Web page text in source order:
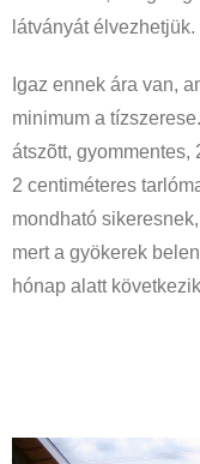
látványát élvezhetjük.
Igaz ennek ára van,
minimum a
átszõtt, gyommentes,
2 centiméteres
mondható
mert a gyökerek
hónap alatt